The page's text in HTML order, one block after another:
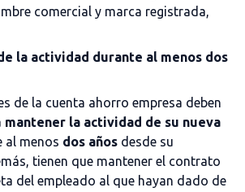
comercial y marca registrada,
la actividad durante al menos dos
de la cuenta ahorro empresa deben
mantener la actividad de su nueva
al menos dos años desde su
tienen que mantener el contrato
del empleado al que hayan dado de